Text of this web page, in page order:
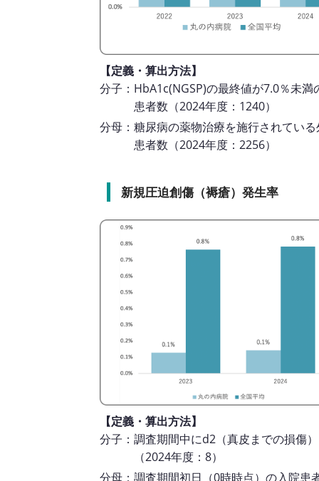
【定義・算出方法】
分子：HbA1c(NGSP)の最終値が7.0％未満
患者数（2024年度：1240）
分母：糖尿病の薬物治療を施行されてい
患者数（2024年度：2256）
新規圧迫創傷（褥瘡）発生率
【定義・算出方法】
分子：調査期間中にd2（真皮までの損傷）
（2024年度：8）
分母：調査期間初日（0時時点）の入院患